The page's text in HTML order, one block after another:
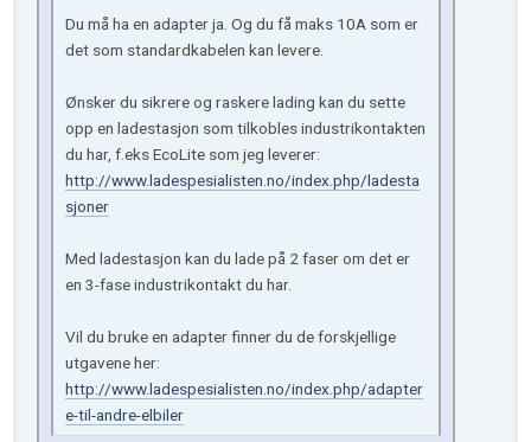
Du må ha en adapter ja. Og du få maks 10A som er
det som standardkabelen kan levere.
Ønsker du sikrere og raskere lading kan du sette
opp en ladestasjon som tilkobles industrikontakten
du har, f.eks EcoLite som jeg leverer:
http://www.ladespesialisten.no/index.php/ladesta
sjoner
Med ladestasjon kan du lade på 2 faser om det er
en 3-fase industrikontakt du har.
Vil du bruke en adapter finner du de forskjellige
utgavene her:
http://www.ladespesialisten.no/index.php/adapter
e-til-andre-elbiler